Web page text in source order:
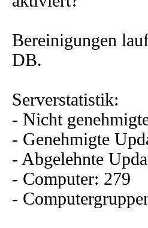
Bereinigungen
DB.
Serverstatistik:
- Nicht
- Genehmigte
- Abgelehnte
- Computer: 279
-